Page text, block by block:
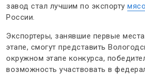
завод стал лучшим по экспорту
России.
Экспортеры, занявшие первые
этапе, смогут представить
окружном этапе конкурса,
возможность участвовать в